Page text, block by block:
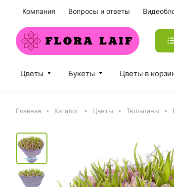
Компания Вопросы и ответы
Цветы Букеты Цветы в
Главная Каталог Цветы Тюльпаны